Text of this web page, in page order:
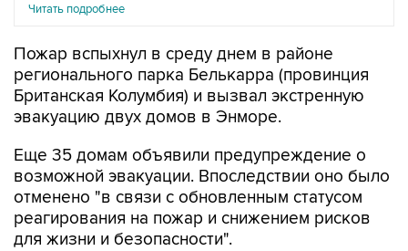
Читать подробнее
Пожар вспыхнул в среду днем в районе
регионального парка Белькарра (провинция
Британская Колумбия) и вызвал экстренную
эвакуацию двух домов в Энморе.
Еще 35 домам объявили предупреждение о
возможной эвакуации. Впоследствии оно было
отменено "в связи с обновленным статусом
реагирования на пожар и снижением рисков
для жизни и безопасности".